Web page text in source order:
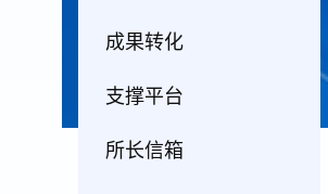
成果转化
支撑平台
所长信箱